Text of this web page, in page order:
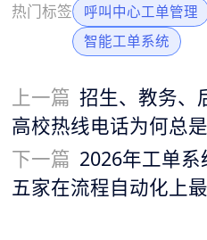
热门标签 呼叫中心工单管理
智能工单系统
上一篇 招生、教务、
高校热线电话为何总是
下一篇 2026年工单
五家在流程自动化上